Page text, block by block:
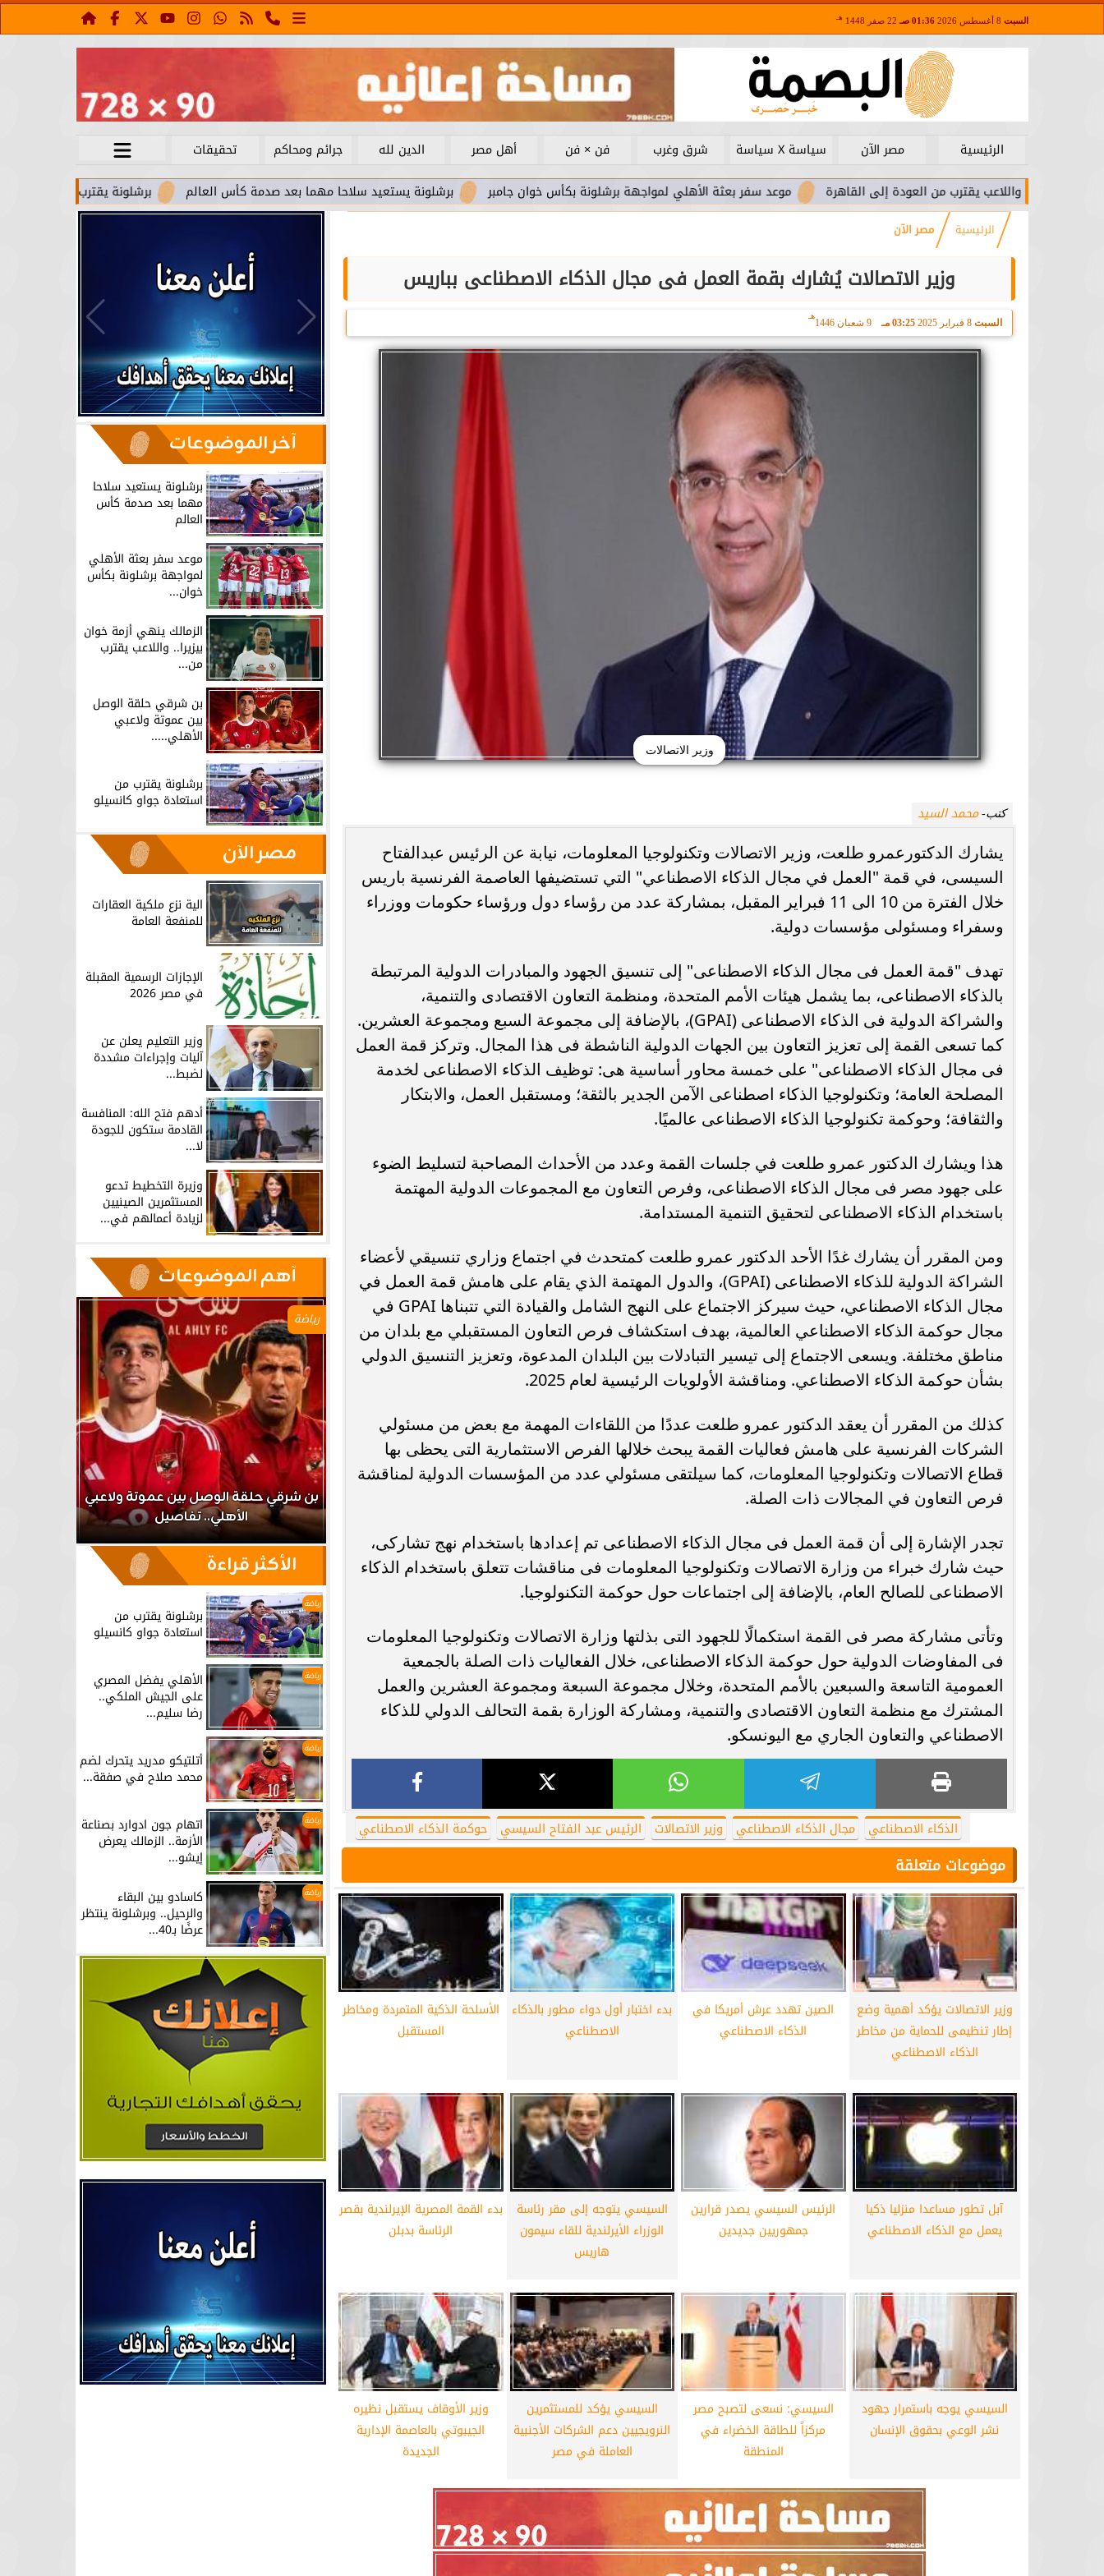
السبت 01:36 صـ 22 صفر 1448 هـ
الرئيسية مصر الآن سياسة X سياسة شرق وغرب فن × فن أهل مصر الدين لله جرائم ومحاكم
تحقيقات
برشلونة يقترب من استعادة جواو كانسيلو
برشلونة يستعيد سلاحا مهما بعد صدمة كأس العالم موعد سفر بعثة الأهلي لمواجهة برشلونة بكأس خوان جامبر واللاعب يقترب من العودة إلى القاهرة
الرئيسية مصر الآن
وزير الاتصالات يُشارك بقمة العمل فى مجال الذكاء الاصطناعى بباريس
السبت 8 فبراير 2025 03:25 مـ 9 شعبان 1446
هـ
وزير الاتصالات
كتب-محمد السيد
يشارك الدكتورعمرو طلعت، وزير الاتصالات وتكنولوجيا المعلومات، نيابة عن الرئيس عبدالفتاح
السيسى، في قمة "العمل في مجال الذكاء الاصطناعي" التي تستضيفها العاصمة الفرنسية باريس
خلال الفترة من 10 الى 11 فبراير المقبل، بمشاركة عدد من رؤساء دول ورؤساء حكومات ووزراء
وسفراء ومسئولى مؤسسات دولية.
تهدف "قمة العمل فى مجال الذكاء الاصطناعى" إلى تنسيق الجهود والمبادرات الدولية المرتبطة
بالذكاء الاصطناعى، بما يشمل هيئات الأمم المتحدة، ومنظمة التعاون الاقتصادى والتنمية،
والشراكة الدولية فى الذكاء الاصطناعى (GPAI)، بالإضافة إلى مجموعة السبع ومجموعة العشرين.
كما تسعى القمة إلى تعزيز التعاون بين الجهات الدولية الناشطة فى هذا المجال. وتركز قمة العمل
فى مجال الذكاء الاصطناعى" على خمسة محاور أساسية هى: توظيف الذكاء الاصطناعى لخدمة
المصلحة العامة؛ وتكنولوجيا الذكاء اصطناعى الآمن الجدير بالثقة؛ ومستقبل العمل، والابتكار
والثقافة؛ وحوكمة تكنولوجيا الذكاء الاصطناعى عالميًا.
هذا ويشارك الدكتور عمرو طلعت في جلسات القمة وعدد من الأحداث المصاحبة لتسليط الضوء
على جهود مصر فى مجال الذكاء الاصطناعى، وفرص التعاون مع المجموعات الدولية المهتمة
باستخدام الذكاء الاصطناعى لتحقيق التنمية المستدامة.
ومن المقرر أن يشارك غدًا الأحد الدكتور عمرو طلعت كمتحدث في اجتماع وزاري تنسيقي لأعضاء
الشراكة الدولية للذكاء الاصطناعى (GPAI)، والدول المهتمة الذي يقام على هامش قمة العمل في
مجال الذكاء الاصطناعي، حيث سيركز الاجتماع على النهج الشامل والقيادة التي تتبناها GPAI في
مجال حوكمة الذكاء الاصطناعي العالمية، بهدف استكشاف فرص التعاون المستقبلي مع بلدان من
مناطق مختلفة. ويسعى الاجتماع إلى تيسير التبادلات بين البلدان المدعوة، وتعزيز التنسيق الدولي
بشأن حوكمة الذكاء الاصطناعي. ومناقشة الأولويات الرئيسية لعام 2025.
كذلك من المقرر أن يعقد الدكتور عمرو طلعت عددًا من اللقاءات المهمة مع بعض من مسئولي
الشركات الفرنسية على هامش فعاليات القمة يبحث خلالها الفرص الاستثمارية التى يحظى بها
قطاع الاتصالات وتكنولوجيا المعلومات، كما سيلتقى مسئولي عدد من المؤسسات الدولية لمناقشة
فرص التعاون في المجالات ذات الصلة.
تجدر الإشارة إلى أن قمة العمل فى مجال الذكاء الاصطناعى تم إعدادها باستخدام نهج تشاركى،
حيث شارك خبراء من وزارة الاتصالات وتكنولوجيا المعلومات فى مناقشات تتعلق باستخدام الذكاء
الاصطناعى للصالح العام، بالإضافة إلى اجتماعات حول حوكمة التكنولوجيا.
وتأتى مشاركة مصر فى القمة استكمالًا للجهود التى بذلتها وزارة الاتصالات وتكنولوجيا المعلومات
فى المفاوضات الدولية حول حوكمة الذكاء الاصطناعى، خلال الفعاليات ذات الصلة بالجمعية
العمومية التاسعة والسبعين بالأمم المتحدة، وخلال مجموعة السبعة ومجموعة العشرين والعمل
المشترك مع منظمة التعاون الاقتصادى والتنمية، ومشاركة الوزارة بقمة التحالف الدولي للذكاء
الاصطناعي والتعاون الجاري مع اليونسكو.
الذكاء الاصطناعي مجال الذكاء الاصطناعي وزير الاتصالات الرئيس عبد الفتاح السيسي حوكمة الذكاء الاصطناعي
موضوعات متعلقة
وزير الاتصالات يؤكد أهمية وضع
إطار تنظيمى للحماية من مخاطر
الذكاء الاصطناعي
الصين تهدد عرش أمريكا في
الذكاء الاصطناعي
بدء اختبار أول دواء مطور بالذكاء
الاصطناعي
الأسلحة الذكية المتمردة ومخاطر
المستقبل
آبل تطور مساعدا منزليا ذكيا
يعمل مع الذكاء الاصطناعي
الرئيس السيسي يصدر قرارين
جمهوريين جديدين
السيسي يتوجه إلى مقر رئاسة
الوزراء الأيرلندية للقاء سيمون
هاريس
بدء القمة المصرية الإيرلندية بقصر
الرئاسة بدبلن
السيسي يوجه باستمرار جهود
نشر الوعي بحقوق الإنسان
السيسي: نسعى لتصبح مصر
مركزاً للطاقة الخضراء في
المنطقة
السيسي يؤكد للمستثمرين
النرويجيين دعم الشركات الأجنبية
العاملة في مصر
وزير الأوقاف يستقبل نظيره
الجيبوتي بالعاصمة الإدارية
الجديدة
آخر الموضوعات
برشلونة يستعيد سلاحا
مهما بعد صدمة كأس
العالم
موعد سفر بعثة الأهلي
لمواجهة برشلونة بكأس
خوان...
الزمالك ينهي أزمة خوان
بيزيرا.. واللاعب يقترب
من...
بن شرقي حلقة الوصل
بين عموتة ولاعبي
الأهلي.....
برشلونة يقترب من
استعادة جواو كانسيلو
مصر الآن
الية نزع ملكية العقارات
للمنفعة العامة
الإجازات الرسمية المقبلة
في مصر 2026
وزير التعليم يعلن عن
آليات وإجراءات مشددة
لضبط...
أدهم فتح الله: المنافسة
القادمة ستكون للجودة
لا...
وزيرة التخطيط تدعو
المستثمرين الصينيين
لزيادة أعمالهم في...
آهم الموضوعات
برشلونة يستعيد سلاحا مهما بعد صدمة
موعد سفر بعثة الأهلي لمواجهة برشلونة
رياضة
بن شرقي حلقة الوصل بين عموتة ولاعبي
الأهلي.. تفاصيل
الأكثر قراءة
رياضة
برشلونة يقترب من
استعادة جواو كانسيلو
رياضة الأهلي يفضل المصري
على الجيش الملكي..
رضا سليم...
رياضة
أتلتيكو مدريد يتحرك لضم
محمد صلاح في صفقة...
رياضة اتهام جون ادوارد بصناعة
الأزمة.. الزمالك يعرض
إيشو...
رياضة كاسادو بين البقاء
والرحيل.. وبرشلونة ينتظر
عرضًا بـ40...